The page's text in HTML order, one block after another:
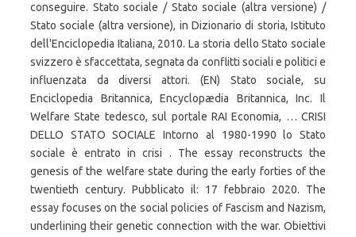
conseguire. Stato sociale / Stato sociale (altra versione) /
Stato sociale (altra versione), in Dizionario di storia, Istituto
dell'Enciclopedia Italiana, 2010. La storia dello Stato sociale
svizzero è sfaccettata, segnata da conflitti sociali e politici e
influenzata da diversi attori. (EN) Stato sociale, su
Enciclopedia Britannica, Encyclopædia Britannica, Inc. Il
Welfare State tedesco, sul portale RAI Economia, … CRISI
DELLO STATO SOCIALE Intorno al 1980-1990 lo Stato
sociale è entrato in crisi . The essay reconstructs the
genesis of the welfare state during the early forties of the
twentieth century. Pubblicato il: 17 febbraio 2020. The
essay focuses on the social policies of Fascism and Nazism,
underlining their genetic connection with the war. Obiettivi